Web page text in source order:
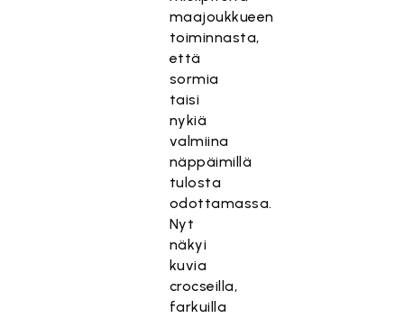
maajoukkueen
toiminnasta,
että
sormia
taisi
nykiä
valmiina
näppäimillä
tulosta
odottamassa.
Nyt
näkyi
kuvia
crocseilla,
farkuilla